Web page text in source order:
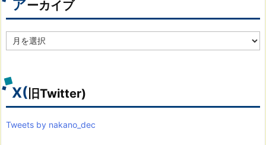
アーカイブ
ー
ブ
X( 旧Twitter)
Tweets by nakano_dec